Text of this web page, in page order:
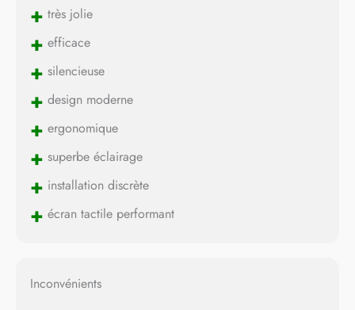
+ très jolie
+ efficace
+ silencieuse
+ design moderne
+ ergonomique
+ superbe éclairage
+ installation discrète
+ écran tactile performant
Inconvénients